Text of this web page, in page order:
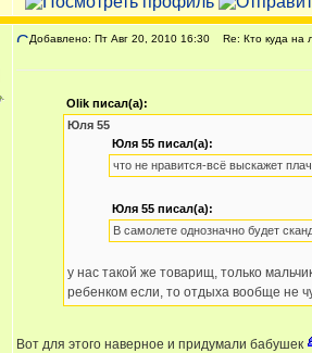
Добавлено: Пт Авг 20, 2010 16:30 Re: Кто куда на
Olik писал(а):
Юля 55
Юля 55 писал(а):
что не нравится-всё выскажет
Юля 55 писал(а):
В самолете однозначно будет
у нас такой же товарищ, только
ребенком если, то отдыха вообще не
Вот для этого наверное и придумали бабушек